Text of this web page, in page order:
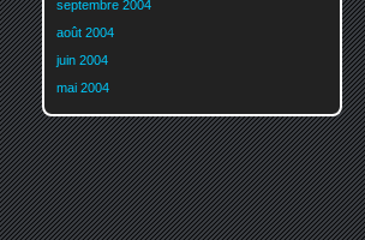
septembre 2004
août 2004
juin 2004
mai 2004